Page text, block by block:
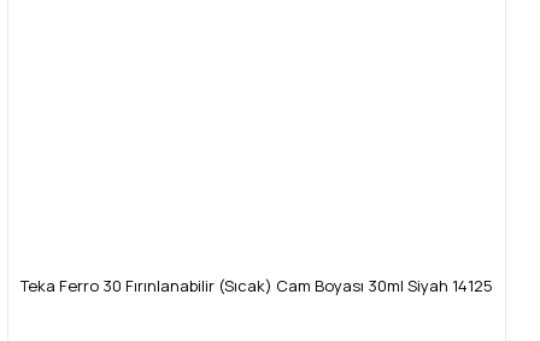
Teka Ferro 30 Fırınlanabilir (Sıcak) Cam Boyası 30ml Siyah 14125